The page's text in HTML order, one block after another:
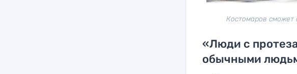
Костомаров сможет
«Люди с
обычными